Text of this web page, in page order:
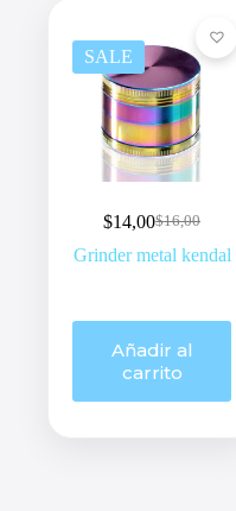
SALE
$16,00
Original
price
$14,00Current
price
Grinder metal kendal
Añadir al
carrito